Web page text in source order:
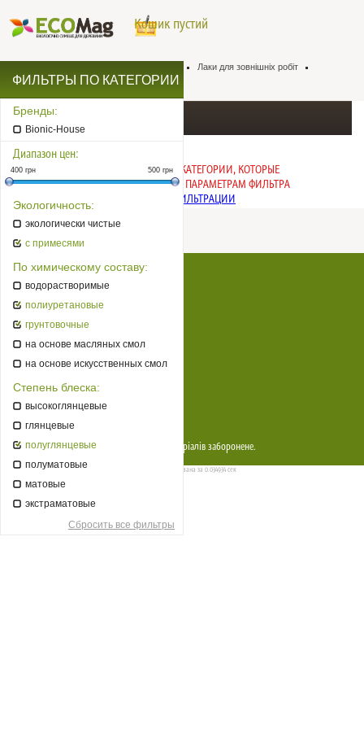
Лаки для зовнішніх робіт
Лаки для садових меблів
Лаки для садових меблів
ИЗВИНИТЕ, НЕТ ТОВАРОВ В КАТЕГОРИИ, КОТОРЫЕ
СООТВЕТСТВУЮТ ЗАДАННЫМ ПАРАМЕТРАМ ФИЛЬТРА
ПОСМОТРЕТЬ ТОВАРЫ БЕЗ ФИЛЬТРАЦИИ
ФИЛЬТРЫ ПО КАТЕГОРИИ
Бренды:
Bionic-House
Диапазон цен:
400 грн 500 грн
Экологичность:
экологически чистые
с примесями
По химическому составу:
водорастворимые
полиуретановые
грунтовочные
на основе масляных смол
на основе искусственных смол
Степень блеска:
высокоглянцевые
глянцевые
полуглянцевые
полуматовые
матовые
экстраматовые
Сбросить все фильтры
Кошик пустий
Натуральна хімія для деревини
Супер еко
Бренди
Оплата, доставка
Постійним клиєнтам
Прайси
Контакти
Copyright © 2026EcoMag . Копіювання матеріалів заборонене.
Страница сгенерирована за 0.034934 сек